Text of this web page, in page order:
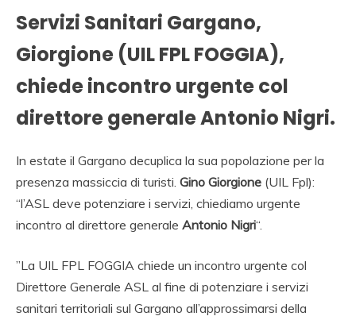
Servizi Sanitari Gargano,
Giorgione (UIL FPL FOGGIA),
chiede incontro urgente col
direttore generale Antonio Nigri.
In estate il Gargano decuplica la sua popolazione per la
presenza massiccia di turisti. Gino Giorgione (UIL Fpl):
“l’ASL deve potenziare i servizi, chiediamo urgente
incontro al direttore generale Antonio Nigri“.
”La UIL FPL FOGGIA chiede un incontro urgente col
Direttore Generale ASL al fine di potenziare i servizi
sanitari territoriali sul Gargano all’approssimarsi della